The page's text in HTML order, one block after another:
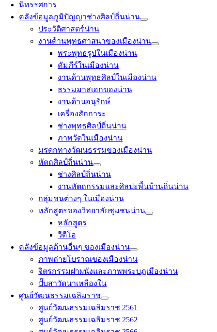
นิทรรศการ
คลังข้อมูลภูมิปัญญาช่างศิลป์ถิ่นน่าน
ประวัติศาสตร์น่าน
งานด้านพุทธศาสนาของเมืองน่าน
พระพุทธรูปในเมืองน่าน
คัมภีร์ในเมืองน่าน
งานด้านพุทธศิลป์ในเมืองน่าน
ธรรมมาสเอกของน่าน
งานด้านอนุรักษ์
เครื่องสักการะ
ช่างพุทธศิลป์ถิ่นน่าน
ภาพวัดในเมืองน่าน
มรดกทางวัฒนธรรมของเมืองน่าน
หัตถศิลป์ถิ่นน่าน
ช่างศิลป์ถิ่นน่าน
งานหัตถกรรมและศิลปะพื้นบ้านถิ่นน่าน
กลุ่มชนต่างๆ ในเมืองน่าน
หลักสูตรของวิทยาลัยชุมชนน่าน
หลักสูตร
วีดีโอ
คลังข้อมูลด้านอื่นๆ ของเมืองน่าน
ภาพถ่ายโบราณของเมืองน่าน
จิตรกรรมฝาผนังและภาพพระบฏเมืองน่าน
ปั๊บสาวัดนาเหลืองใน
ศูนย์วัฒนธรรมเฉลิมราช
ศูนย์วัฒนธรรมเฉลิมราช 2561
ศูนย์วัฒนธรรมเฉลิมราช 2562